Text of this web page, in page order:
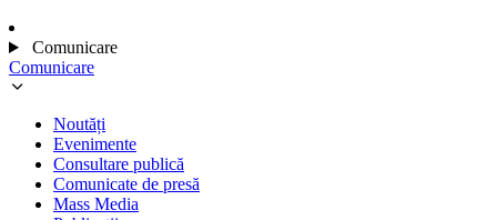
Comunicare
Comunicare
Noutăți
Evenimente
Consultare publică
Comunicate de presă
Mass Media